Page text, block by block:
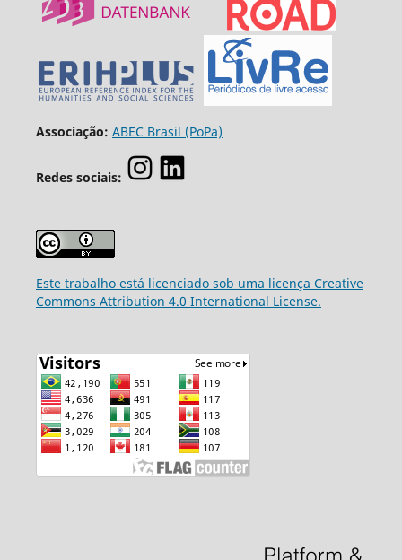
Associação: ABEC Brasil (PoPa)
Redes sociais:
Este trabalho está licenciado sob uma licença Creative
Commons Attribution 4.0 International License.